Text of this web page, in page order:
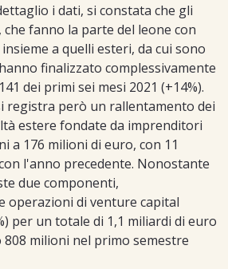
i dati, si constata che gli
fanno la parte del leone con
a quelli esteri, da cui sono
finalizzato complessivamente
dei primi sei mesi 2021 (+14%).
registra però un rallentamento dei
estere fondate da imprenditori
a 176 milioni di euro, con 11
l'anno precedente. Nonostante
due componenti,
operazioni di venture capital
per un totale di 1,1 miliardi di euro
milioni nel primo semestre